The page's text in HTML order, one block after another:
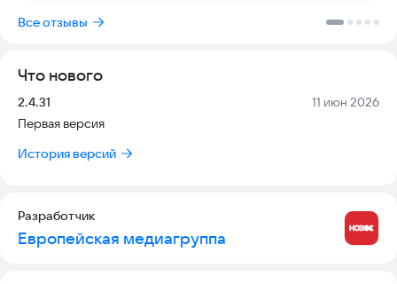
Все отзывы
Что нового
Версия:
2.4.31 Дата:
11 июн 2026
Первая версия
История версий
Разработчик
Европейская медиагруппа